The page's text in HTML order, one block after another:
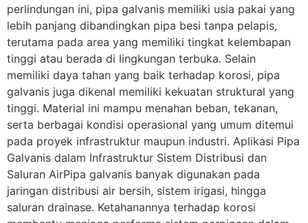
perlindungan ini, pipa galvanis memiliki usia pakai yang
lebih panjang dibandingkan pipa besi tanpa pelapis,
terutama pada area yang memiliki tingkat kelembapan
tinggi atau berada di lingkungan terbuka. Selain
memiliki daya tahan yang baik terhadap korosi, pipa
galvanis juga dikenal memiliki kekuatan struktural yang
tinggi. Material ini mampu menahan beban, tekanan,
serta berbagai kondisi operasional yang umum ditemui
pada proyek infrastruktur maupun industri. Aplikasi Pipa
Galvanis dalam Infrastruktur Sistem Distribusi dan
Saluran AirPipa galvanis banyak digunakan pada
jaringan distribusi air bersih, sistem irigasi, hingga
saluran drainase. Ketahanannya terhadap korosi